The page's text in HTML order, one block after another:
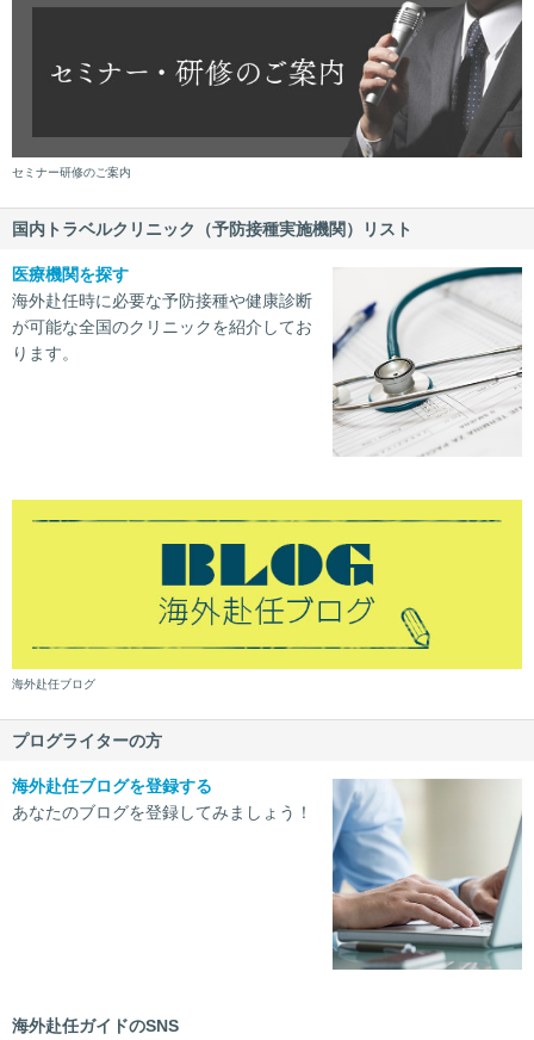
セミナー研修のご案内
国内トラベルクリニック（予防接種実施機関）リスト
医療機関を探す
海外赴任時に必要な予防接種や健康診断
が可能な全国のクリニックを紹介してお
ります。
海外赴任ブログ
プログライターの方
海外赴任ブログを登録する
あなたのブログを登録してみましょう！
海外赴任ガイドのSNS